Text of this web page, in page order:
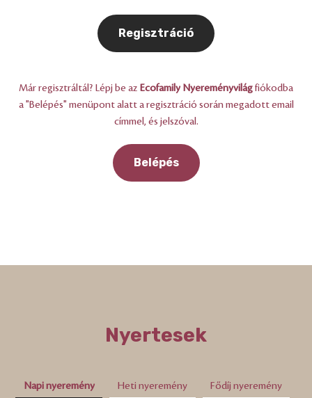
Regisztráció
Már regisztráltál? Lépj be az Ecofamily Nyereményvilágfiókodba
a "Belépés" menüpont alatt a regisztráció során megadott email
címmel, és jelszóval.
Belépés
Nyertesek
Napi nyeremény Heti nyeremény Fődíj nyeremény